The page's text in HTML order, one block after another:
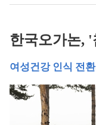
한국오가논,
여성건강 인식 전